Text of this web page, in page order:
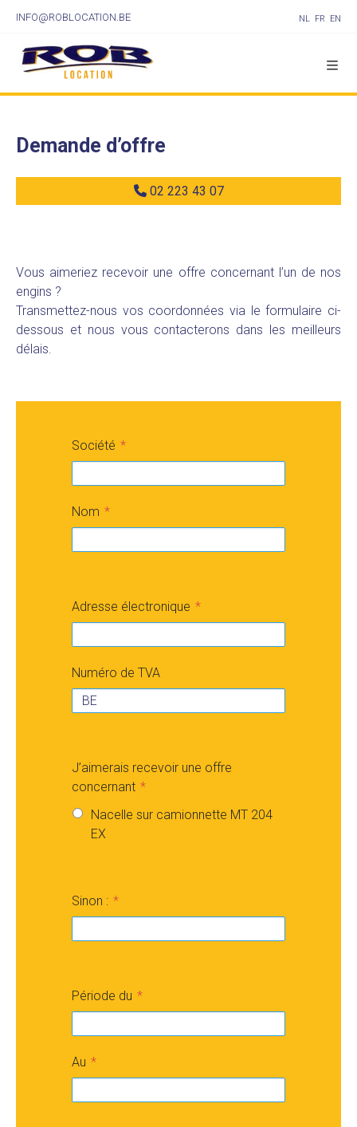
INFO@ROBLOCATION.BE NL FR EN
Demande d’offre
02 223 43 07
Vous aimeriez recevoir une offre concernant l’un de nos
engins ?
Transmettez-nous vos coordonnées via le formulaire ci-
dessous et nous vous contacterons dans les meilleurs
délais.
Société
Nom
Adresse électronique
Numéro de TVA
J’aimerais recevoir une offre
concernant
Nacelle sur camionnette MT 204
EX
Sinon :
Période du
Au